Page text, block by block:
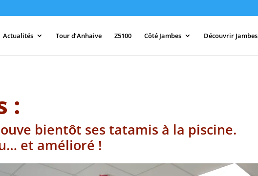
Actualités Tour d’Anhaive Z5100 Côté Jambes Découvrir Jambes
:
bientôt ses tatamis à la piscine.
et amélioré !